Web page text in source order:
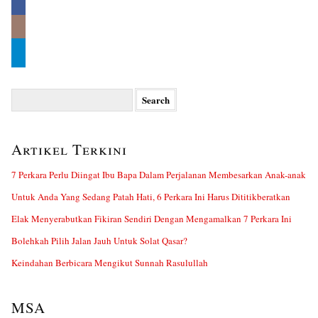
Artikel Terkini
7 Perkara Perlu Diingat Ibu Bapa Dalam Perjalanan Membesarkan Anak-anak
Untuk Anda Yang Sedang Patah Hati, 6 Perkara Ini Harus Dititikberatkan
Elak Menyerabutkan Fikiran Sendiri Dengan Mengamalkan 7 Perkara Ini
Bolehkah Pilih Jalan Jauh Untuk Solat Qasar?
Keindahan Berbicara Mengikut Sunnah Rasulullah
MSA